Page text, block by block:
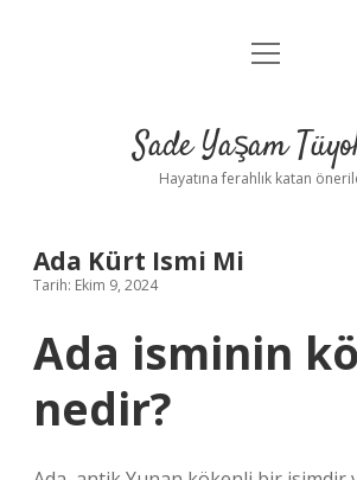
Anasayfa
Yasal Uyarı
menüyü
Sade Yaşam
Hayatına ferahlık katan
Ada Kürt Ismi Mi
Tarih: Ekim 9, 2024
Ada isminin
nedir?